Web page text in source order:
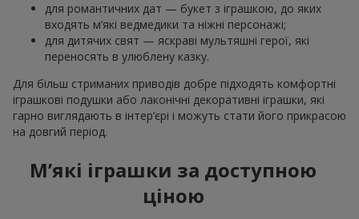
для романтичних дат — букет з іграшкою, до яких
входять м’які ведмедики та ніжні персонажі;
для дитячих свят — яскраві мультяшні герої, які
переносять в улюблену казку.
Для більш стриманих приводів добре підходять комфортні
іграшкові подушки або лаконічні декоративні іграшки, які
гарно виглядають в інтер’єрі і можуть стати його прикрасою
на довгий період.
М’які іграшки за доступною
ціною